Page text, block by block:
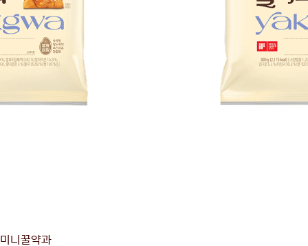
미니꿀약과